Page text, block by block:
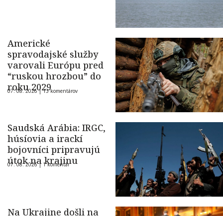
Americké
spravodajské služby
varovali Európu pred
“ruskou hrozbou” do
roku 2029
07. 08. 2026 |13 komentárov
Saudská Arábia: IRGC,
húsíovia a irackí
bojovníci pripravujú
útok na krajinu
07. 08. 2026 | 1 komentár
Na Ukrajine došli na